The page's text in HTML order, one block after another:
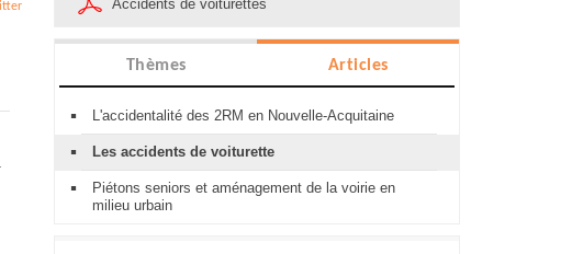
Accidents de voiturettes
Thèmes Articles
L'accidentalité des 2RM en Nouvelle-Acquitaine
Les accidents de voiturette
Piétons seniors et aménagement de la voirie en
milieu urbain